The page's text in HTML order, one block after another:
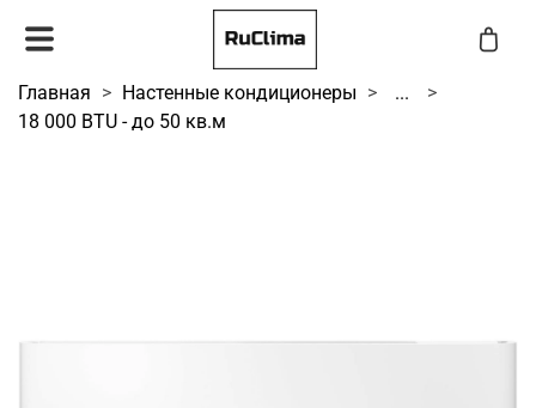
Главная Настенные кондиционеры
...
18 000 BTU - до 50 кв.м